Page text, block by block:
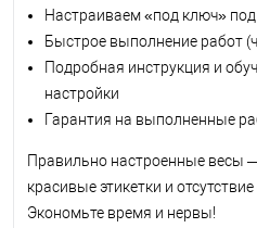
Настраиваем «под ключ»
Быстрое выполнение работ
Подробная инструкция и
настройки
Гарантия на выполненные
Правильно настроенные весы
красивые этикетки и
Экономьте время и нервы!